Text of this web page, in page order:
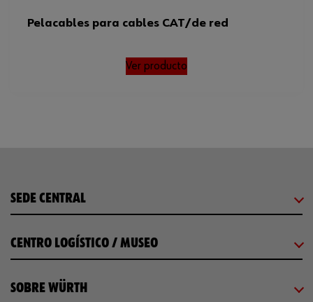
Pelacables para cables CAT/de red
Ver producto
SEDE CENTRAL
CENTRO LOGÍSTICO / MUSEO
SOBRE WÜRTH